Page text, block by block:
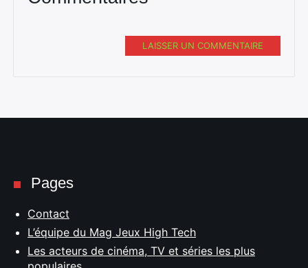
LAISSER UN COMMENTAIRE
Pages
Contact
L’équipe du Mag Jeux High Tech
Les acteurs de cinéma, TV et séries les plus